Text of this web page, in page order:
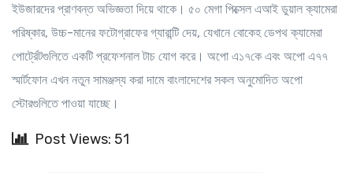
ইউজারদের প্রাণবন্ত অভিজ্ঞতা দিয়ে থাকে। ৫০ মেগা পিক্সেল এআই ডুয়াল ক্যামেরা
পরিষ্কার, উচ্চ-মানের ফটোগ্রাফের গ্যারান্টি দেয়, যেখানে বোকেহ ডেপথ ক্যামেরা
পোর্ট্রেটগুলিতে একটি প্রফেশনাল টাচ যোগ করে। অপো এ১৭কে এবং অপো এ৭৭
স্মার্টফোন এখন নতুন সামঞ্জস্য করা দামে বাংলাদেশের সকল অনুমোদিত অপো
স্টোরগুলিতে পাওয়া যাচ্ছে।
Post Views: 51